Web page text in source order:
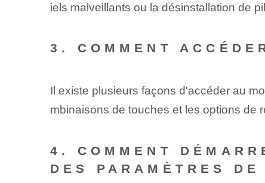
iels malveillants ou la désinstallation de
3. COMMENT
Il existe plusieurs façons d'accéder au
mbinaisons de touches et les options de
4. COMMENT
DES PARAMÈTRES DE